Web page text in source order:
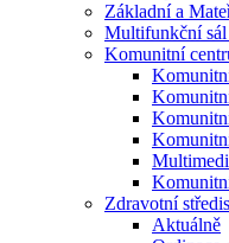
Základní a
Multifunkční sál
Komunitní
Zdravotní
Aktuálně